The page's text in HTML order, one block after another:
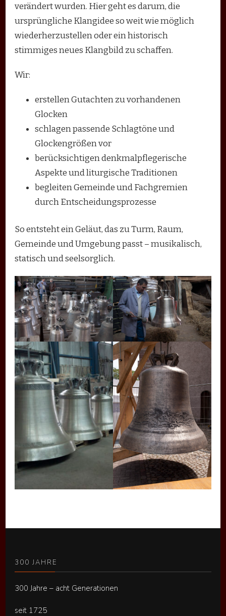
verändert wurden. Hier geht es darum, die
ursprüngliche Klangidee so weit wie möglich
wiederherzustellen oder ein historisch
stimmiges neues Klangbild zu schaffen.
Wir:
erstellen Gutachten zu vorhandenen
Glocken
schlagen passende Schlagtöne und
Glockengrößen vor
berücksichtigen denkmalpflegerische
Aspekte und liturgische Traditionen
begleiten Gemeinde und Fachgremien
durch Entscheidungsprozesse
So entsteht ein Geläut, das zu Turm, Raum,
Gemeinde und Umgebung passt – musikalisch,
statisch und seelsorglich.
300 JAHRE
300 Jahre – acht Generationen
seit 1725